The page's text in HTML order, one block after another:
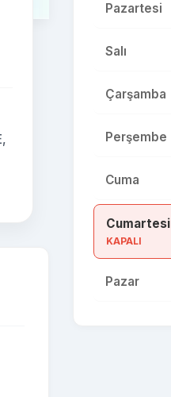
Pazartesi
Salı
Çarşamba
Perşembe
Cuma
Cumartesi
KAPALI
Pazar